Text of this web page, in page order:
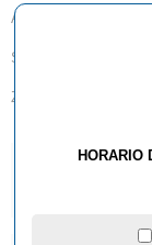
Adjuntamos info,
Suerte a todos!
ZONATT
HORARIO